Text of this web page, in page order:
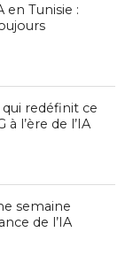
en Tunisie :
redéfinit ce
à l’ère de l’IA
semaine
de l’IA